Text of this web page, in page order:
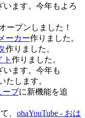
ます。今年もよろ
ープンしました！
ーカー作りました。
作りました。
ト 作りました。
ます。今年も
たします。
ーブに新機能を追
、 ohaYouTube - おは